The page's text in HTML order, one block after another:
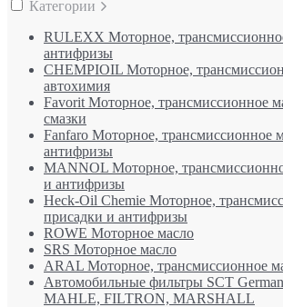
Категории
RULEXX Моторное,
антифризы
CHEMPIOIL Моторное,
автохимия
Favorit Моторное, трансмиссионное
смазки
Fanfaro Моторное, трансмиссионное
антифризы
MANNOL Моторное,
и антифризы
Heck-Oil Chemie Моторное,
присадки и антифризы
ROWE Моторное масло
SRS Моторное масло
ARAL Моторное, трансмиссионное
Автомобильные фильтры SCT
MAHLE, FILTRON, MARSHALL